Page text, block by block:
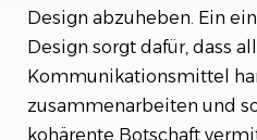
Design abzuheben. Ein
Design sorgt dafür, dass
Kommunikationsmittel
zusammenarbeiten und
kohärente Botschaft